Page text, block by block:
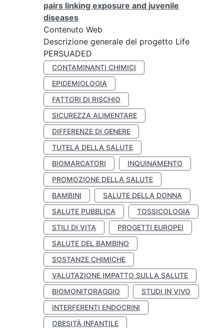
pairs linking exposure and juvenile
diseases
Contenuto Web
Descrizione generale del progetto Life
PERSUADED
CONTAMINANTI CHIMICI
EPIDEMIOLOGIA
FATTORI DI RISCHIO
SICUREZZA ALIMENTARE
DIFFERENZE DI GENERE
TUTELA DELLA SALUTE
BIOMARCATORI
INQUINAMENTO
PROMOZIONE DELLA SALUTE
BAMBINI
SALUTE DELLA DONNA
SALUTE PUBBLICA
TOSSICOLOGIA
STILI DI VITA
PROGETTI EUROPEI
SALUTE DEL BAMBINO
SOSTANZE CHIMICHE
VALUTAZIONE IMPATTO SULLA SALUTE
BIOMONITORAGGIO
STUDI IN VIVO
INTERFERENTI ENDOCRINI
OBESITÀ INFANTILE